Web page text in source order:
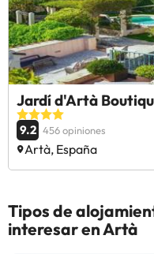
Jardí d'Artà
9.2 456 opiniones
Artà, España
Tipos de
interesar en Artà